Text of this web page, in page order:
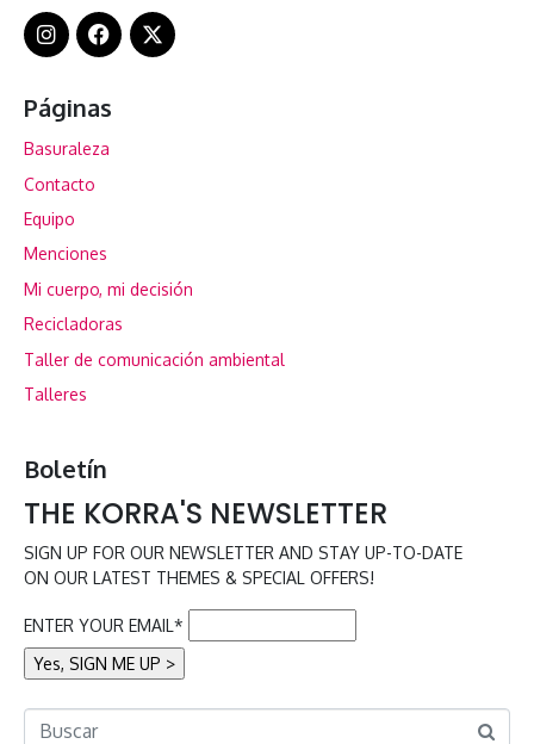
Páginas
Basuraleza
Contacto
Equipo
Menciones
Mi cuerpo, mi decisión
Recicladoras
Taller de comunicación ambiental
Talleres
Boletín
THE KORRA'S NEWSLETTER
SIGN UP FOR OUR NEWSLETTER AND STAY UP-TO-DATE
ON OUR LATEST THEMES & SPECIAL OFFERS!
ENTER YOUR EMAIL*